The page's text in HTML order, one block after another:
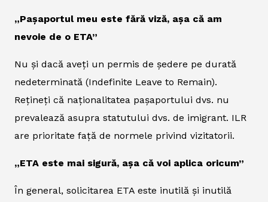
„Pașaportul meu este fără viză, așa că am
nevoie de o ETA”
Nu și dacă aveți un permis de ședere pe durată
nedeterminată (Indefinite Leave to Remain).
Rețineți că naționalitatea pașaportului dvs. nu
prevalează asupra statutului dvs. de imigrant. ILR
are prioritate față de normele privind vizitatorii.
„ETA este mai sigură, așa că voi aplica oricum”
În general, solicitarea ETA este inutilă și inutilă